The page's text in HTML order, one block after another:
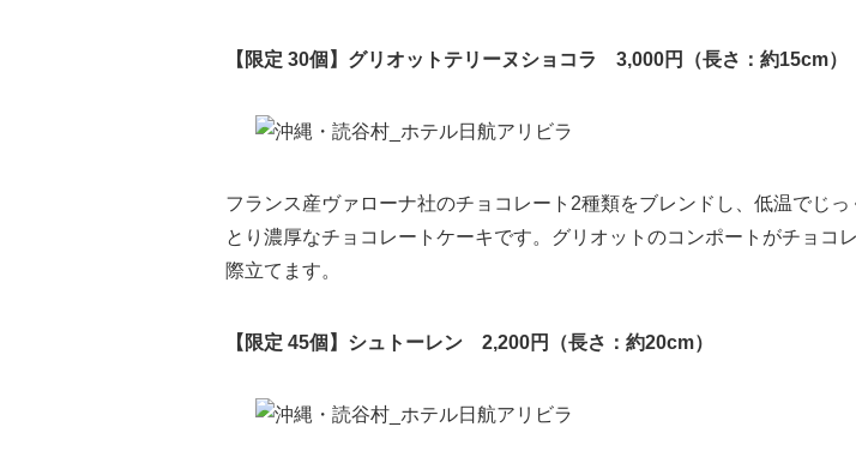
【限定 30個】グリオットテリーヌショコラ 3,000円（長さ：約15cm）
フランス産ヴァローナ社のチョコレート2種類をブレンドし、低温でじ
とり濃厚なチョコレートケーキです。グリオットのコンポートがチョコ
際立てます。
【限定 45個】シュトーレン 2,200円（長さ：約20cm）